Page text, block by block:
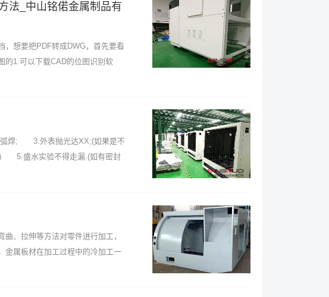
法_中山铭偌金属制品有
，想要把PDF转成DWG，首先要看
的1.可以下载CAD的位图识别软
焊; 3.外表抛光达XX;(如果是不
5.盛水实验不得走漏.(如有密封
、拉伸等方法对零件进行加工，
金属板材在加工过程中的冷加工一